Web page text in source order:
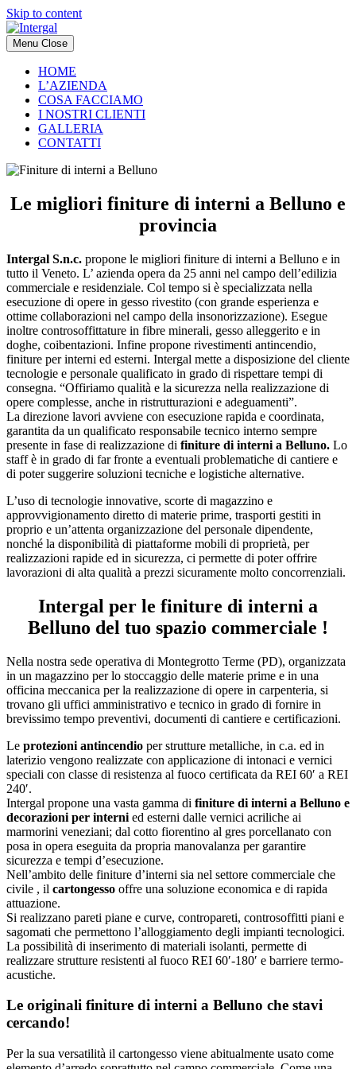
Skip to content
Menu Close
HOME
L’AZIENDA
COSA FACCIAMO
I NOSTRI CLIENTI
GALLERIA
CONTATTI
Le migliori finiture di interni a Belluno e
provincia
Intergal S.n.c. propone le migliori finiture di interni a Belluno e in
tutto il Veneto. L’ azienda opera da 25 anni nel campo dell’edilizia
commerciale e residenziale. Col tempo si è specializzata nella
esecuzione di opere in gesso rivestito (con grande esperienza e
ottime collaborazioni nel campo della insonorizzazione). Esegue
inoltre controsoffittature in fibre minerali, gesso alleggerito e in
doghe, coibentazioni. Infine propone rivestimenti antincendio,
finiture per interni ed esterni. Intergal mette a disposizione del cliente
tecnologie e personale qualificato in grado di rispettare tempi di
consegna. “Offiriamo qualità e la sicurezza nella realizzazione di
opere complesse, anche in ristrutturazioni e adeguamenti”.
La direzione lavori avviene con esecuzione rapida e coordinata,
garantita da un qualificato responsabile tecnico interno sempre
presente in fase di realizzazione di finiture di interni a Belluno. Lo
staff è in grado di far fronte a eventuali problematiche di cantiere e
di poter suggerire soluzioni tecniche e logistiche alternative.
L’uso di tecnologie innovative, scorte di magazzino e
approvvigionamento diretto di materie prime, trasporti gestiti in
proprio e un’attenta organizzazione del personale dipendente,
nonché la disponibilità di piattaforme mobili di proprietà, per
realizzazioni rapide ed in sicurezza, ci permette di poter offrire
lavorazioni di alta qualità a prezzi sicuramente molto concorrenziali.
Intergal per le finiture di interni a
Belluno del tuo spazio commerciale !
Nella nostra sede operativa di Montegrotto Terme (PD), organizzata
in un magazzino per lo stoccaggio delle materie prime e in una
officina meccanica per la realizzazione di opere in carpenteria, si
trovano gli uffici amministrativo e tecnico in grado di fornire in
brevissimo tempo preventivi, documenti di cantiere e certificazioni.
Le protezioni antincendio per strutture metalliche, in c.a. ed in
laterizio vengono realizzate con applicazione di intonaci e vernici
speciali con classe di resistenza al fuoco certificata da REI 60′ a REI
240′.
Intergal propone una vasta gamma di finiture di interni a Belluno e
decorazioni per interni ed esterni dalle vernici acriliche ai
marmorini veneziani; dal cotto fiorentino al gres porcellanato con
posa in opera eseguita da propria manovalanza per garantire
sicurezza e tempi d’esecuzione.
Nell’ambito delle finiture d’interni sia nel settore commerciale che
civile , il cartongesso offre una soluzione economica e di rapida
attuazione.
Si realizzano pareti piane e curve, contropareti, controsoffitti piani e
sagomati che permettono l’alloggiamento degli impianti tecnologici.
La possibilità di inserimento di materiali isolanti, permette di
realizzare strutture resistenti al fuoco REI 60′-180′ e barriere termo-
acustiche.
Le originali finiture di interni a Belluno che stavi
cercando!
Per la sua versatilità il cartongesso viene abitualmente usato come